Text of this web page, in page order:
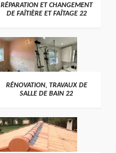
RÉPARATION ET CHANGEMENT
DE FAÎTIÈRE ET FAÎTAGE 22
RÉNOVATION, TRAVAUX DE
SALLE DE BAIN 22